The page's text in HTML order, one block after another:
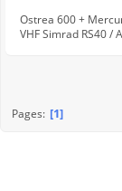
Ostrea 600 +
VHF Simrad RS40 /
Pages 1